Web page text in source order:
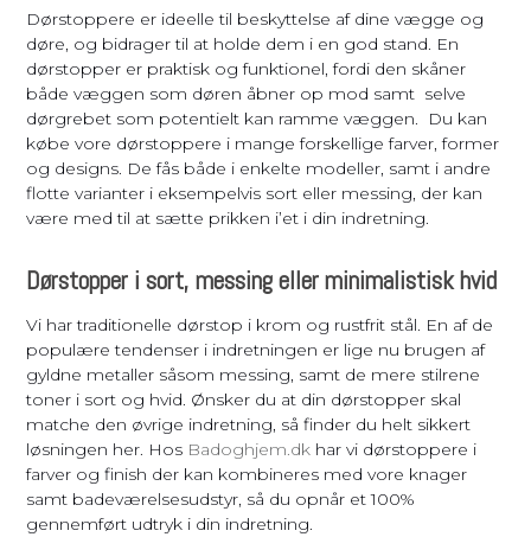
Dørstoppere er ideelle til beskyttelse af dine vægge og
døre, og bidrager til at holde dem i en god stand. En
dørstopper er praktisk og funktionel, fordi den skåner
både væggen som døren åbner op mod samt selve
dørgrebet som potentielt kan ramme væggen. Du kan
købe vore dørstoppere i mange forskellige farver, former
og designs. De fås både i enkelte modeller, samt i andre
flotte varianter i eksempelvis sort eller messing, der kan
være med til at sætte prikken i’et i din indretning.
Dørstopper i sort, messing eller minimalistisk hvid
Vi har traditionelle dørstop i krom og rustfrit stål. En af de
populære tendenser i indretningen er lige nu brugen af
gyldne metaller såsom messing, samt de mere stilrene
toner i sort og hvid. Ønsker du at din dørstopper skal
matche den øvrige indretning, så finder du helt sikkert
løsningen her. Hos Badoghjem.dk har vi dørstoppere i
farver og finish der kan kombineres med vore knager
samt badeværelsesudstyr, så du opnår et 100%
gennemført udtryk i din indretning.